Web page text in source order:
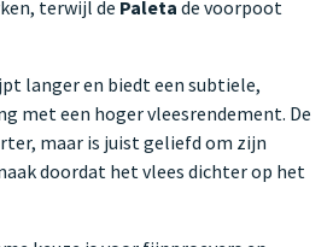
terwijl de Paleta de voorpoot
langer en biedt een subtiele,
met een hoger vleesrendement. De
maar is juist geliefd om zijn
doordat het vlees dichter op het